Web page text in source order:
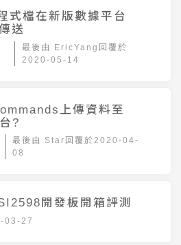
式檔在新版數據平台
送
最後由 EricYang 回覆於
2020-05-14
上傳資料至
?
最後由 Star 回覆於2020-04-
08
開發板開箱評測
03-27